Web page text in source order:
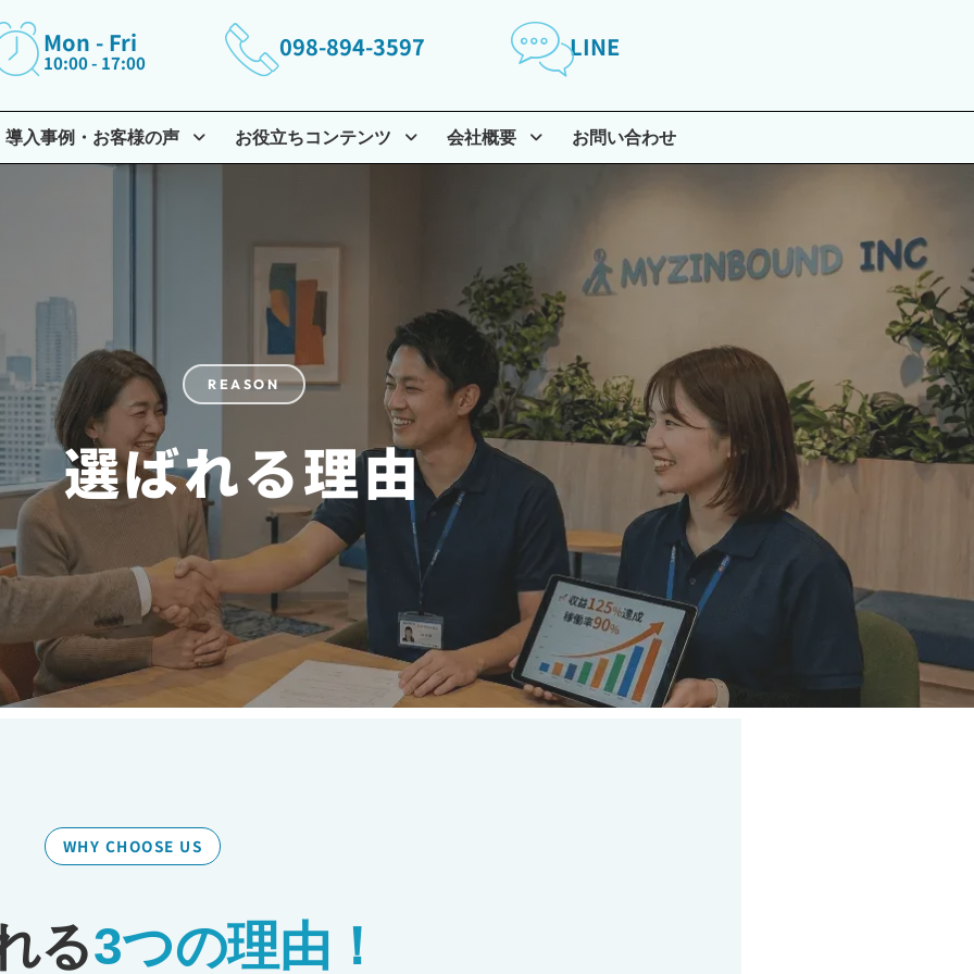
Mon - Fri
10:00 - 17:00
098-894-3597 LINE
導入事例・お客様の声 お役立ちコンテンツ 会社概要 お問い合わせ
REASON
選ばれる理由
WHY CHOOSE US
る3つの理由！